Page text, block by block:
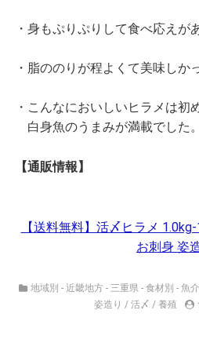
・身もぷりぷりして食べ応えが
・脂ののりが程よくて美味しか
・こんなにおいしいヒラメは初
白身魚のうまみが満載でした。
【通販情報】
【送料無料】活〆ヒラメ
お刺身 姿
地域別 - 近畿地方 - 三重県- 食材別 - 魚
姿造り / 活〆 / 養殖